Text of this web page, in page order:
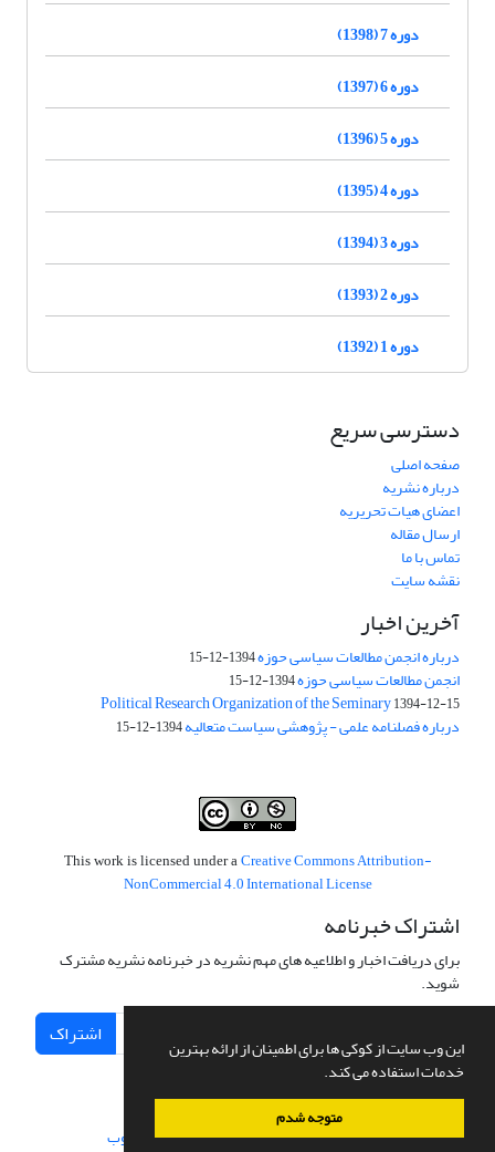
این وب سایت از کوکی ها برای اطمینان از ارائه بهترین
خدمات استفاده می کند.
متوجه شدم
دوره 7 (1398)
دوره 6 (1397)
دوره 5 (1396)
دوره 4 (1395)
دوره 3 (1394)
دوره 2 (1393)
دوره 1 (1392)
دسترسی سریع
صفحه اصلی
درباره نشریه
اعضای هیات تحریریه
ارسال مقاله
تماس با ما
نقشه سایت
آخرین اخبار
درباره انجمن مطالعات سیاسی حوزه1394-12-15
انجمن مطالعات سیاسی حوزه1394-12-15
Political Research Organization of the Seminary1394-12-15
درباره فصلنامه علمی - پژوهشی سیاست متعالیه1394-12-15
This work is licensed under a Creative Commons Attribution-
NonCommercial 4.0 International License
اشتراک خبرنامه
برای دریافت اخبار و اطلاعیه های مهم نشریه در خبرنامه نشریه مشترک
شوید.
اشتراک
سامانه مدیریت نشریات علمی.طراحی و پیاده سازی از سیناوب